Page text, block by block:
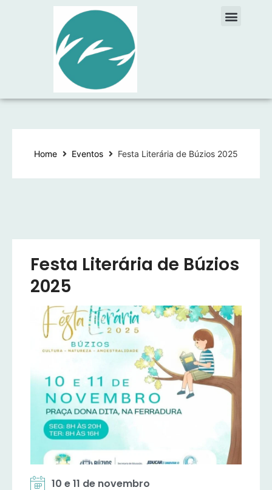
Home Eventos Festa Literária de Búzios 2025
Festa Literária de Búzios
2025
10 e 11 de novembro